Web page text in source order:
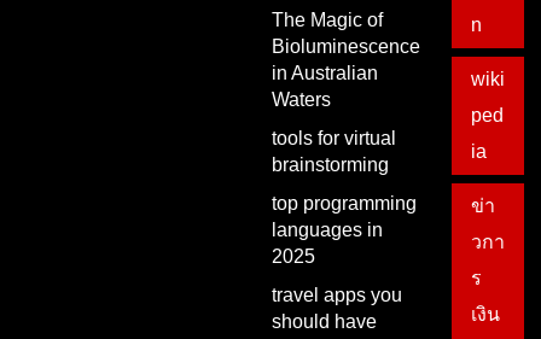
The Magic of
Bioluminescence
in Australian
Waters
tools for virtual
brainstorming
top programming
languages in
2025
travel apps you
should have
n
wiki
ped
ia
ข่า
วกา
ร
เงิน